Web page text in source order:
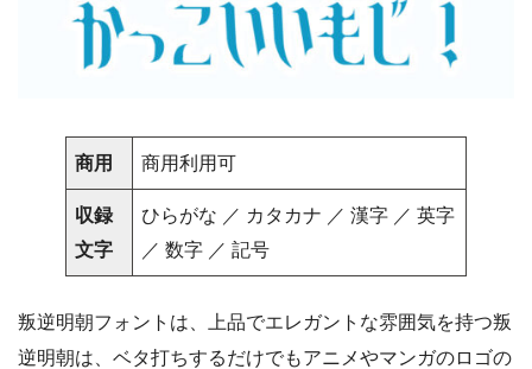
商用 商用利用可
収録
文字
ひらがな ／ カタカナ ／ 漢字 ／ 英字
／ 数字 ／ 記号
叛逆明朝フォントは、上品でエレガントな雰囲気を持つ叛
逆明朝は、ベタ打ちするだけでもアニメやマンガのロゴの